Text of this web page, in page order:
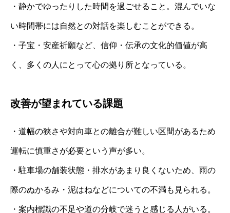
・静かでゆったりした時間を過ごせること。混んでいな
い時間帯には自然との対話を楽しむことができる。
・子宝・安産祈願など、信仰・伝承の文化的価値が高
く、多くの人にとって心の拠り所となっている。
改善が望まれている課題
・道幅の狭さや対向車との離合が難しい区間があるため
運転に慎重さが必要という声が多い。
・駐車場の舗装状態・排水があまり良くないため、雨の
際のぬかるみ・泥はねなどについての不満も見られる。
・案内標識の不足や道の分岐で迷うと感じる人がいる。